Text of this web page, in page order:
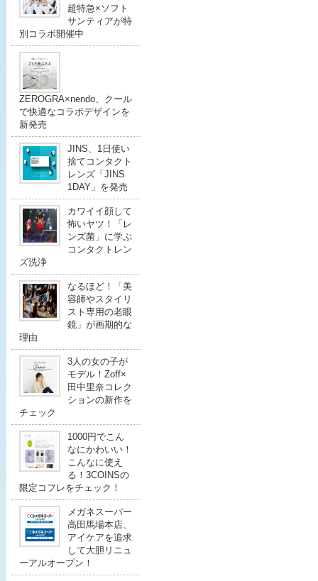
超特急×ソフト
サンティアが特
別コラボ開催中
ZEROGRA×nendo、クール
で快適なコラボデザインを
新発売
JINS、1日使い
捨てコンタクト
レンズ「JINS
1DAY」を発売
カワイイ顔して
怖いヤツ！「レ
ンズ菌」に学ぶ
コンタクトレン
ズ洗浄
なるほど！「美
容師やスタイリ
スト専用の老眼
鏡」が画期的な
理由
3人の女の子が
モデル！Zoff×
田中里奈コレク
ションの新作を
チェック
1000円でこん
なにかわいい！
こんなに使え
る！3COINSの
限定コフレをチェック！
メガネスーパー
高田馬場本店、
アイケアを追求
して大胆リニュ
ーアルオープン！